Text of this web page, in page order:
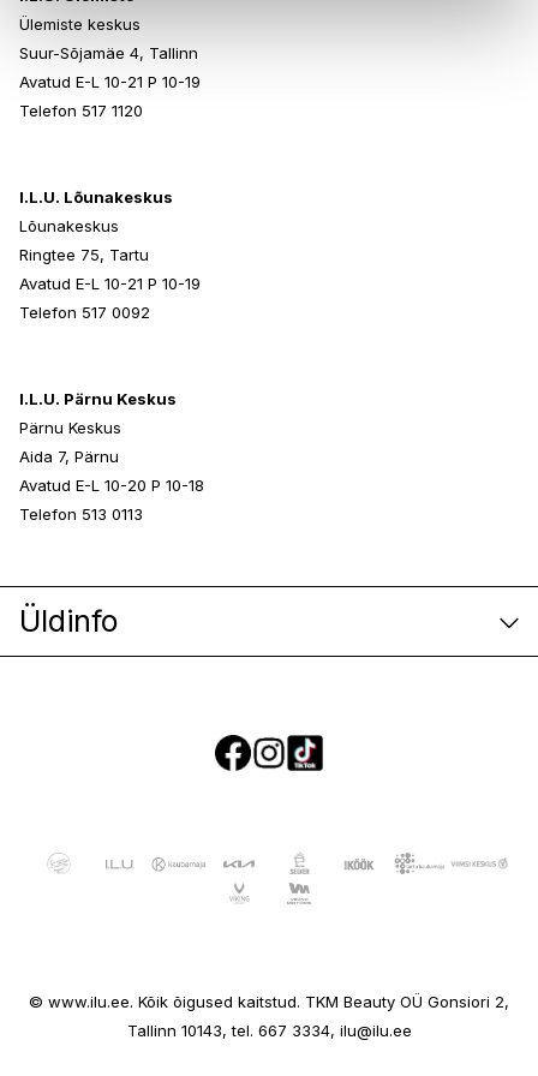
Ülemiste keskus
Suur-Sõjamäe 4, Tallinn
Avatud E-L 10-21 P 10-19
Telefon 517 1120
I.L.U. Lõunakeskus
Lõunakeskus
Ringtee 75, Tartu
Avatud E-L 10-21 P 10-19
Telefon 517 0092
I.L.U. Pärnu Keskus
Pärnu Keskus
Aida 7, Pärnu
Avatud E-L 10-20 P 10-18
Telefon 513 0113
Üldinfo
© www.ilu.ee. Kõik õigused kaitstud. TKM Beauty OÜ Gonsiori 2,
Tallinn 10143, tel. 667 3334, ilu@ilu.ee